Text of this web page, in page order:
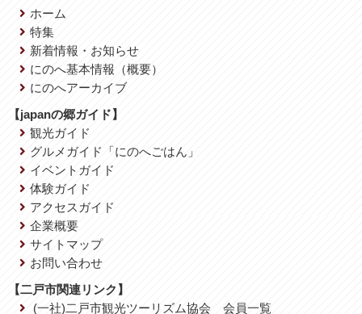
ホーム
特集
新着情報・お知らせ
にのへ基本情報（概要）
にのへアーカイブ
【japanの郷ガイド】
観光ガイド
グルメガイド「にのへごはん」
イベントガイド
体験ガイド
アクセスガイド
企業概要
サイトマップ
お問い合わせ
【二戸市関連リンク】
(一社)二戸市観光ツーリズム協会 会員一覧